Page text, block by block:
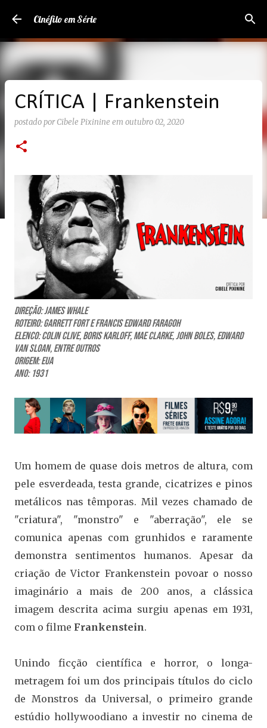
Pular para o conteúdo principal
Cinéfilo em Série
CRÍTICA | Frankenstein
postado porCibele Pixinine em outubro 02, 2020
Direção: James Whale
Roteiro: Garrett Fort e Francis Edward Faragoh
Elenco: Colin Clive, Boris Karloff, Mae Clarke, John Boles, Edward
Van Sloan, entre outros
Origem: EUA
Ano: 1931
Um homem de quase dois metros de altura, com
pele esverdeada, testa grande, cicatrizes e pinos
metálicos nas têmporas. Mil vezes chamado de
"criatura", "monstro" e "aberração", ele se
comunica apenas com grunhidos e raramente
demonstra sentimentos humanos. Apesar da
criação de Victor Frankenstein povoar o nosso
imaginário a mais de 200 anos, a clássica
imagem descrita acima surgiu apenas em 1931,
com o filme Frankenstein.
Unindo ficção científica e horror, o longa-
metragem foi um dos principais títulos do ciclo
de Monstros da Universal, o primeiro grande
estúdio hollywoodiano a investir no cinema de